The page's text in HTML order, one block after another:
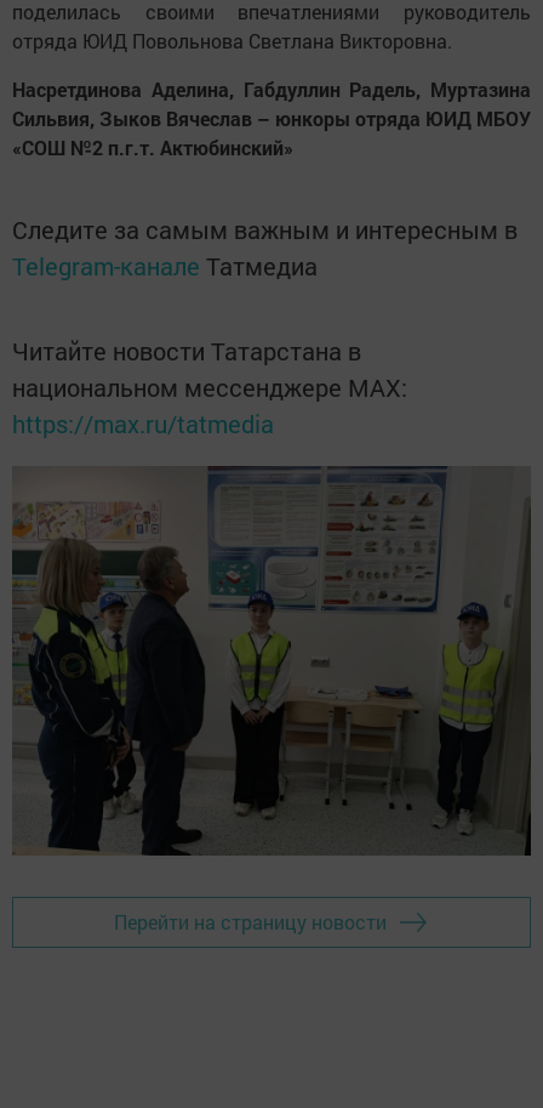
поделилась своими впечатлениями руководитель
отряда ЮИД Повольнова Светлана Викторовна.
Насретдинова Аделина, Габдуллин Радель, Муртазина
Сильвия, Зыков Вячеслав – юнкоры отряда ЮИД МБОУ
«СОШ №2 п.г.т. Актюбинский»
Следите за самым важным и интересным в
Telegram-канале Татмедиа
Читайте новости Татарстана в
национальном мессенджере MАХ:
https://max.ru/tatmedia
Перейти на страницу новости